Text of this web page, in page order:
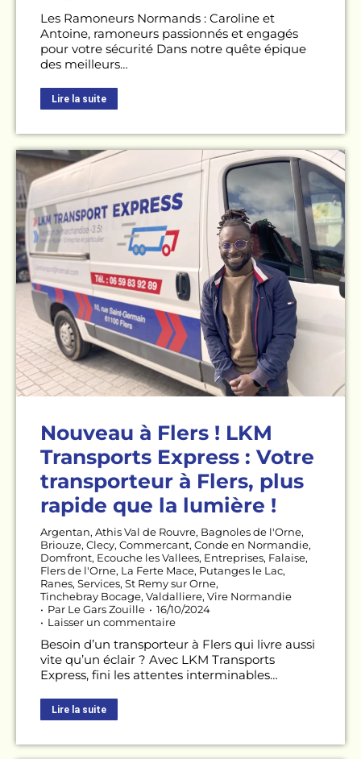
Les Ramoneurs Normands : Caroline et
Antoine, ramoneurs passionnés et engagés
pour votre sécurité Dans notre quête épique
des meilleurs…
Lire la suite
Nouveau à Flers ! LKM
Transports Express : Votre
transporteur à Flers, plus
rapide que la lumière !
Argentan, Athis Val de Rouvre, Bagnoles de l'Orne,
Briouze, Clecy, Commercant, Conde en Normandie,
Domfront, Ecouche les Vallees, Entreprises, Falaise,
Flers de l'Orne, La Ferte Mace, Putanges le Lac,
Ranes, Services, St Remy sur Orne,
Tinchebray Bocage, Valdalliere, Vire Normandie
Par Le Gars Zouille
16/10/2024
Laisser un commentaire
Besoin d’un transporteur à Flers qui livre aussi
vite qu’un éclair ? Avec LKM Transports
Express, fini les attentes interminables…
Lire la suite